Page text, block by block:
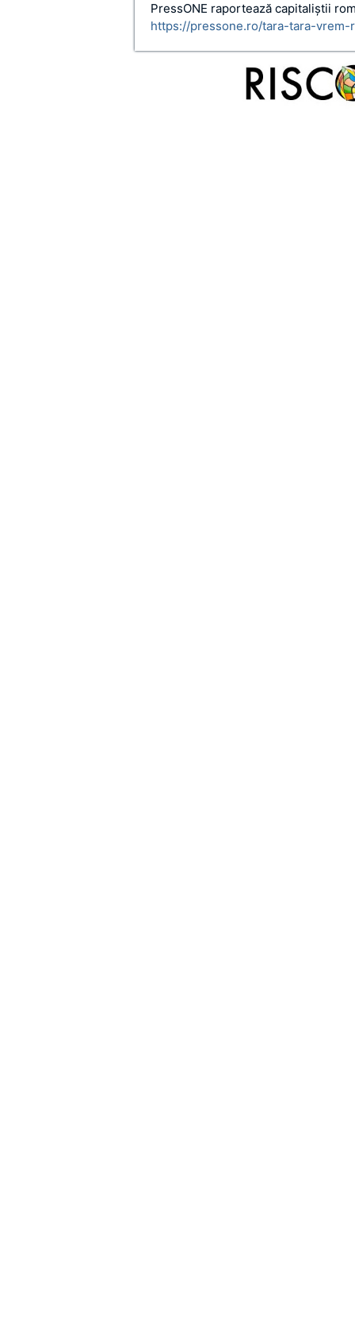
PressONE raportează capitaliștii
https://pressone.ro/tara-tara-vrem-